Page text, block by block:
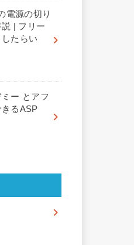
電源の切り
| フリー
たらい
ー とアフ
るASP